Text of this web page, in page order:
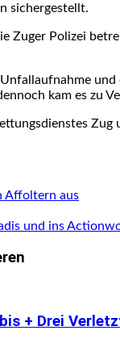
sichergestellt.
Zuger Polizei
kam es zu
Affoltern aus
und ins
+ Drei